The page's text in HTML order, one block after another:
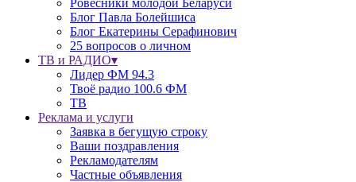
Ровесники молодой Беларуси
Блог Павла Болейшиса
Блог Екатерины Серафинович
25 вопросов о личном
ТВ и РАДИО▾
Лидер ФМ 94.3
Твоё радио 100.6 ФМ
ТВ
Реклама и услуги
Заявка в бегущую строку
Ваши поздравления
Рекламодателям
Частные объявления